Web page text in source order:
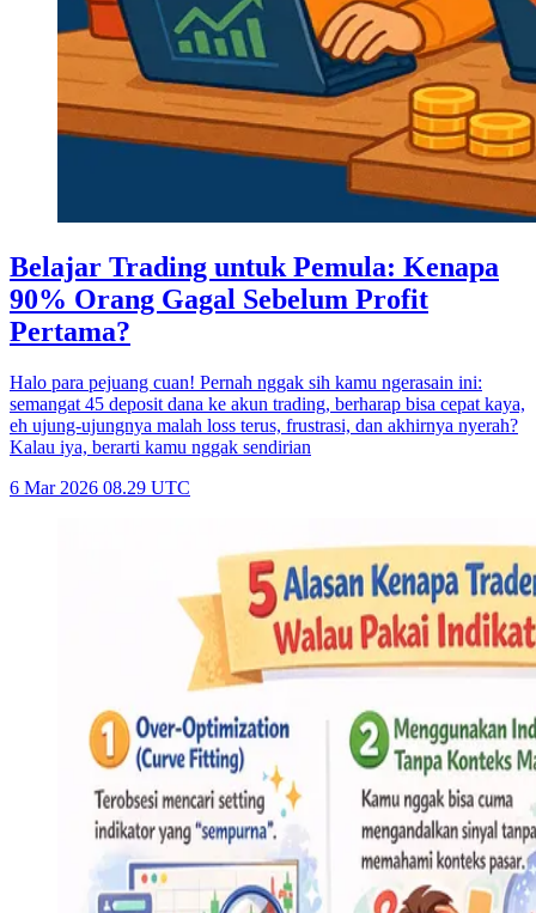
Belajar Trading untuk Pemula: Kenapa
90% Orang Gagal Sebelum Profit
Pertama?
Halo para pejuang cuan! Pernah nggak sih kamu ngerasain ini:
semangat 45 deposit dana ke akun trading, berharap bisa cepat kaya,
eh ujung-ujungnya malah loss terus, frustrasi, dan akhirnya nyerah?
Kalau iya, berarti kamu nggak sendirian
6 Mar 2026 08.29 UTC